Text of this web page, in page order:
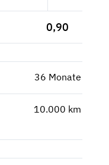
0,90
36 Monate
10.000 km